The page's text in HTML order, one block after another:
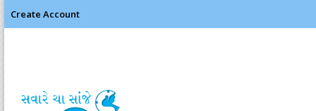
Create Account